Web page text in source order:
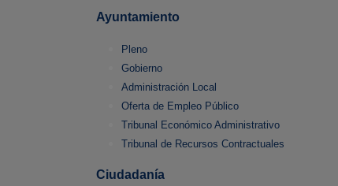
Ayuntamiento
Pleno
Gobierno
Administración Local
Oferta de Empleo Público
Tribunal Económico Administrativo
Tribunal de Recursos Contractuales
Ciudadanía